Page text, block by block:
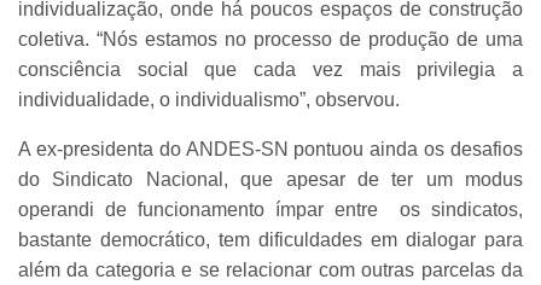
individualização, onde há poucos espaços de construção
coletiva. “Nós estamos no processo de produção de uma
consciência social que cada vez mais privilegia a
individualidade, o individualismo”, observou.
A ex-presidenta do ANDES-SN pontuou ainda os desafios
do Sindicato Nacional, que apesar de ter um modus
operandi de funcionamento ímpar entre os sindicatos,
bastante democrático, tem dificuldades em dialogar para
além da categoria e se relacionar com outras parcelas da